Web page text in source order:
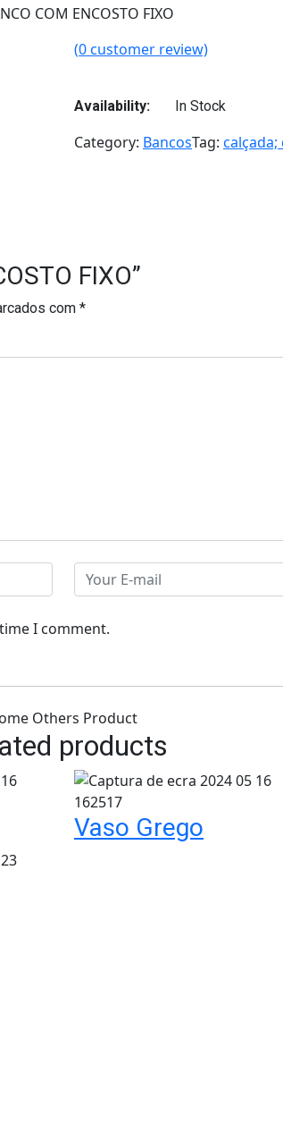
COM ENCOSTO FIXO
(0customer review)
Availability: In Stock
Category: BancosTag:
FIXO”
com *
I comment.
Others Product
products
Vaso Grego